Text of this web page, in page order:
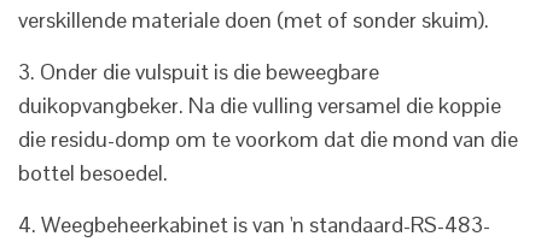
verskillende materiale doen (met of sonder skuim).
3. Onder die vulspuit is die beweegbare
duikopvangbeker. Na die vulling versamel die koppie
die residu-domp om te voorkom dat die mond van die
bottel besoedel.
4. Weegbeheerkabinet is van 'n standaard-RS-483-